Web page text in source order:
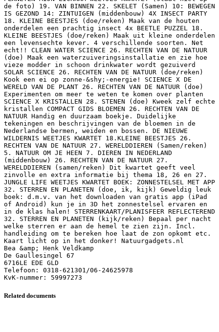
de foto) 19. VAN BINNEN 22. SKELET (Samen) 10: BEWEGEN
IS GEZOND 14: ZINTUIGEN (middenbouw) 4X INSECT PARTY
18. KLEINE BEESTJES (doe/reken) Maak van de houten
onderdelen een prachtig insect 4x BEETLE PUZZEL 18.
KLEINE BEESTJES (doe/reken) Maak uit kleine onderdelen
een levensechte kever. 4 verschillende soorten. Net
echt!! CLEAN WATER SCIENCE 26. RECHTEN VAN DE NATUUR
(doe) Maak een waterzuiveringsinstallatie en zie hoe
vieze modder in schoon drinkwater wordt gezuiverd
SOLAR SCIENCE 26. RECHTEN VAN DE NATUUR (doe/reken)
Kook een ei op zonne-&shy;‐energie! SCIENCE X DE
WERELD VAN DE PLANT 26. RECHTEN VAN DE NATUUR (doe)
Experimenten om meer te weten te komen over planten
SCIENCE X KRISTALLEN 28. STENEN (doe) Kweek zelf echte
kristallen COMPACT GIDS BLOEMEN 26. RECHTEN VAN DE
NATUUR Handig en duurzaam boekje. Duidelijke
tekeningen en beschrijvingen van de bloemen in de
Nederlandse bermen, weiden en bossen. DE NIEUWE
WILDERNIS WEETJES KWARTET 18.KLEINE BEESTJES 26.
RECHTEN VAN DE NATUUR 27. WERELDDIEREN (Samen/reken)
5. NATUUR OM JE HEEN 7. DIEREN IN NEDERLAND
(middenbouw) 26. RECHTEN VAN DE NATUUR 27.
WERELDDIEREN (samen/reken) Dit kwartet geeft veel
zinvolle en extra informatie bij thema 18, 26 en 27.
JUNGLE LIFE WEETJES KWARTET BOEK: ZONNESTELSEL MET APP
32. STERREN EN PLANETEN (doe, ik, kijk) Geweldig leuk
boek: d.m.v. van het downloaden van gratis app (iPad
of Android) kun je in 3D het zonnestelsel ervaren en
in de klas halen! STERRENKAART/PLANISFEER REFLECTEREND
32. STERREN EN PLANETEN (kijk/reken) Bepaal per nacht
welke sterren er aan de hemel te zien zijn. Incl.
handleiding om te bereken hoe laat de zon opkomt etc.
Kaart licht op in het donker! Natuurgadgets.nl
Bea &amp; Henk Veldkamp
De Gaullesingel 67
6716LE EDE GLD
Telefoon: 0318-621301/06-24625978
Related documents